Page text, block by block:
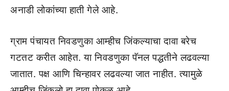
अनाडी लोकांच्या हाती गेले आहे.
ग्राम पंचायत निवडणुका आम्हीच जिंकल्याचा दावा बरेच
गटतट करीत आहेत. या निवडणुका पॅनल पद्धतीने लढवल्या
जातात. पक्ष आणि चिन्हावर लढवल्या जात नाहीत. त्यामुळे